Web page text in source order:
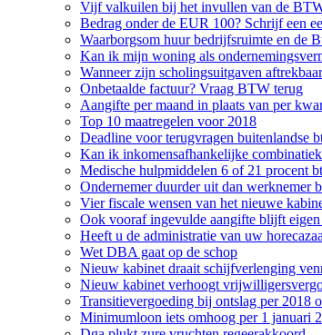
Vijf valkuilen bij het invullen van de
Bedrag onder de EUR 100? Schrijf een
Waarborgsom huur bedrijfsruimte en de
Kan ik mijn woning als
Wanneer zijn scholingsuitgaven aftrekbaar
Onbetaalde factuur? Vraag BTW terug
Aangifte per maand in plaats van per
Top 10 maatregelen voor 2018
Deadline voor terugvragen buitenlandse
Kan ik inkomensafhankelijke
Medische hulpmiddelen 6 of 21 procent
Ondernemer duurder uit dan werknemer
Vier fiscale wensen van het nieuwe
Ook vooraf ingevulde aangifte blijft
Heeft u de administratie van uw
Wet DBA gaat op de schop
Nieuw kabinet draait schijfverlenging
Nieuw kabinet verhoogt
Transitievergoeding bij ontslag per 2018
Minimumloon iets omhoog per 1 januari